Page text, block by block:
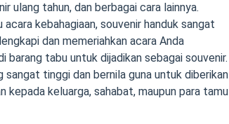
ulang tahun, dan berbagai cara lainnya.
kebahagiaan, souvenir handuk sangat
dan memeriahkan acara Anda
barang tabu untuk dijadikan sebagai souvenir.
sangat tinggi dan bernila guna untuk diberikan
kepada keluarga, sahabat, maupun para tamu